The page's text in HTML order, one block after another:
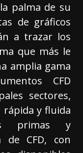
palma de su
de gráficos
a trazar los
que más le
amplia gama
CFD
sectores,
rápida y fluida
primas y
de CFD, con